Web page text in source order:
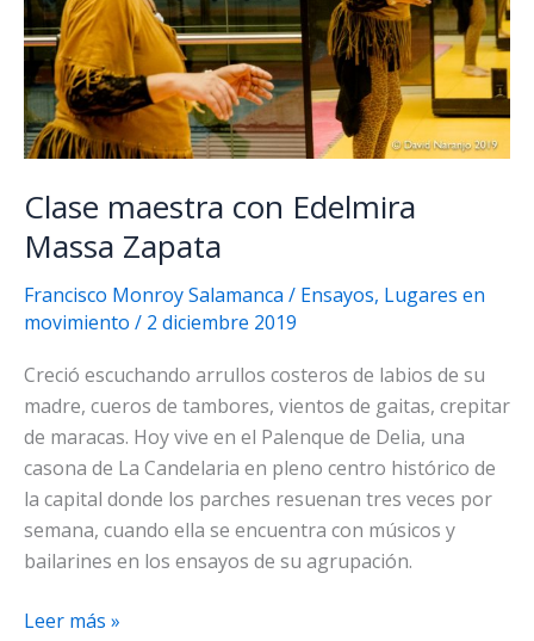
Clase maestra con Edelmira
Massa Zapata
Francisco Monroy Salamanca / Ensayos, Lugares en
movimiento / 2 diciembre 2019
Creció escuchando arrullos costeros de labios de su
madre, cueros de tambores, vientos de gaitas, crepitar
de maracas. Hoy vive en el Palenque de Delia, una
casona de La Candelaria en pleno centro histórico de
la capital donde los parches resuenan tres veces por
semana, cuando ella se encuentra con músicos y
bailarines en los ensayos de su agrupación.
Clase
Leer más »